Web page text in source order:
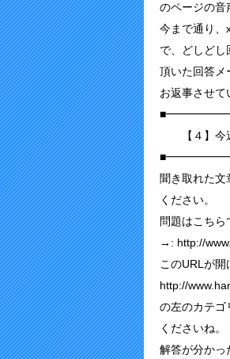
のページの音
今まで通り
で、どしどし
頂いた回答メ
お返事させて
【４】今週
聞き取れた文
ください。
問題はこち
→: http://
このURLが開
http://
の左のカテゴ
くださいね。
解答が分かっ